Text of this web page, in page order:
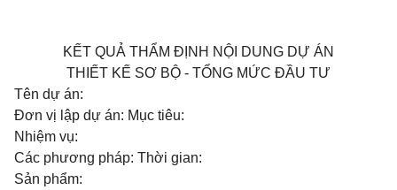
KẾT QUẢ THẨM ĐỊNH NỘI DUNG DỰ ÁN
THIẾT KẾ SƠ BỘ - TỔNG MỨC ĐẦU TƯ
Tên dự án:
Đơn vị lập dự án: Mục tiêu:
Nhiệm vụ:
Các phương pháp: Thời gian:
Sản phẩm: